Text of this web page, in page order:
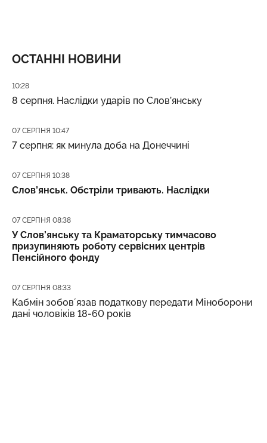
ОСТАННІ НОВИНИ
Дата публікації
10:28
8 серпня. Наслідки ударів по Слов’янську
Дата публікації
07 СЕРПНЯ 10:47
7 серпня: як минула доба на Донеччині
Дата публікації
07 СЕРПНЯ 10:38
Слов’янськ. Обстріли тривають. Наслідки
Дата публікації
07 СЕРПНЯ 08:38
У Слов’янську та Краматорську тимчасово
призупиняють роботу сервісних центрів
Пенсійного фонду
Дата публікації
07 СЕРПНЯ 08:33
Кабмін зобовʼязав податкову передати Міноборони
дані чоловіків 18-60 років